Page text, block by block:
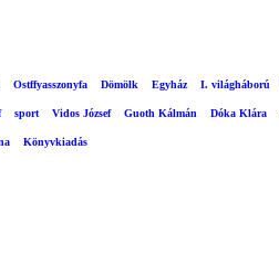
Ostffyasszonyfa Dömölk Egyház I. világháború
sport Vidos József Guoth Kálmán Dóka Klára
Könyvkiadás